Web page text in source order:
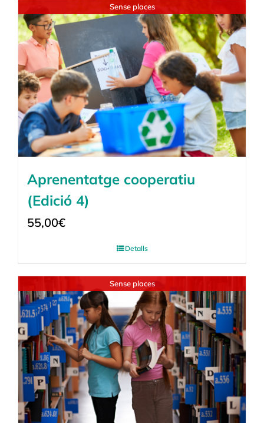
Sense places
Aprenentatge cooperatiu
(Edició 4)
55,00€
Detalls
Sense places